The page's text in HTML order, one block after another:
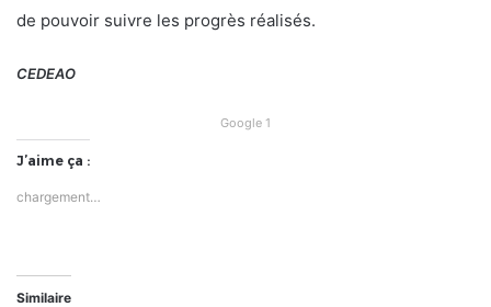
de pouvoir suivre les progrès réalisés.
CEDEAO
Google 1
J’aime ça :
chargement…
Similaire